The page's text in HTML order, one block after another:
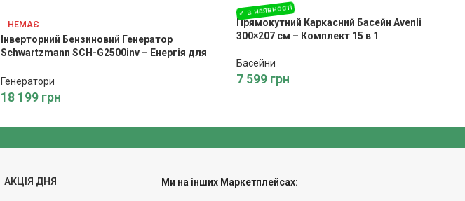
НЕМАЄ
Інверторний Бензиновий Генератор
Schwartzmann SCH-G2500inv – Енергія для
Генератори
18 199 грн
Прямокутний Каркасний Басейн Avenli
300×207 см – Комплект 15 в 1
Басейни
7 599 грн
АКЦІЯ ДНЯ Ми на інших Маркетплейсах: